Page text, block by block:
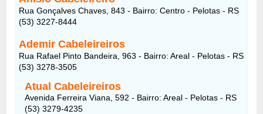
Rua Gonçalves Chaves, 843 - Bairro: Centro - Pelotas - RS
(53) 3227-8444
Ademir Cabeleireiros
Rua Rafael Pinto Bandeira, 963 - Bairro: Areal - Pelotas - RS
(53) 3278-3505
Atual Cabeleireiros
Avenida Ferreira Viana, 592 - Bairro: Areal - Pelotas - RS
(53) 3279-4235